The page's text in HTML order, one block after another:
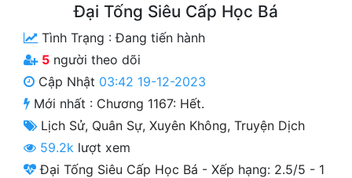
Cung Đấu
Cạnh Kỹ
Cổ Đại
Đại Tống Siêu Cấp Học Bá
Tình Trạng :Đang tiến hành
5 người theo dõi
Cập Nhật 03:42 19-12-2023
Mới nhất : Chương 1167: Hết.
Lịch Sử, Quân Sự, Xuyên Không, Truyện Dịch
59.2k lượt xem
Đại Tống Siêu Cấp Học Bá - Xếp hạng: 2.5/5 - 1